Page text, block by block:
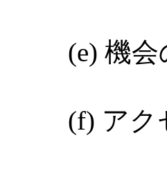
(e) 機
(f) アク